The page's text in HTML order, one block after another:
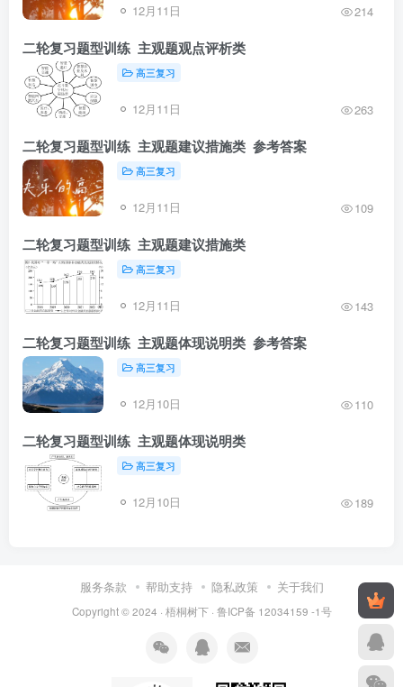
12月11日 214
二轮复习题型训练 主观题观点评析类
高三复习
12月11日 263
二轮复习题型训练 主观题建议措施类 参考答案
高三复习
12月11日 109
二轮复习题型训练 主观题建议措施类
高三复习
12月11日 143
二轮复习题型训练 主观题体现说明类 参考答案
高三复习
12月10日 110
二轮复习题型训练 主观题体现说明类
高三复习
12月10日 189
服务条款 帮助支持 隐私政策 关于我们
Copyright © 2024 · 梧桐树下· 鲁ICP备 12034159 -1号